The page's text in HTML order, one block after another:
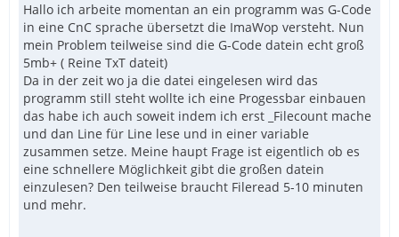
Hallo ich arbeite momentan an ein programm was G-Code
in eine CnC sprache übersetzt die ImaWop versteht. Nun
mein Problem teilweise sind die G-Code datein echt groß
5mb+ ( Reine TxT dateit)
Da in der zeit wo ja die datei eingelesen wird das
programm still steht wollte ich eine Progessbar einbauen
das habe ich auch soweit indem ich erst _Filecount mache
und dan Line für Line lese und in einer variable
zusammen setze. Meine haupt Frage ist eigentlich ob es
eine schnellere Möglichkeit gibt die großen datein
einzulesen? Den teilweise braucht Fileread 5-10 minuten
und mehr.